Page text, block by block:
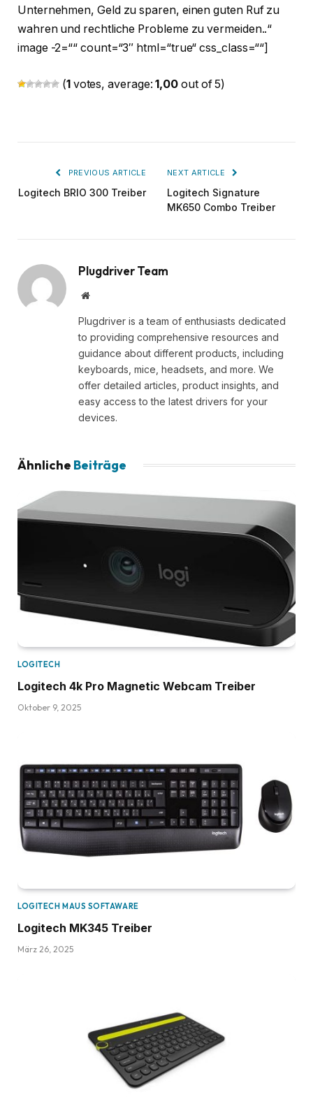
Unternehmen, Geld zu sparen, einen guten Ruf zu
wahren und rechtliche Probleme zu vermeiden..“
image -2=““ count=“3″ html=“true“ css_class=““]
(1votes, average:1,00 out of 5)
PREVIOUS ARTICLE
Logitech BRIO 300 Treiber
NEXT ARTICLE
Logitech Signature
MK650 Combo Treiber
Plugdriver Team
Website
Plugdriver is a team of enthusiasts dedicated
to providing comprehensive resources and
guidance about different products, including
keyboards, mice, headsets, and more. We
offer detailed articles, product insights, and
easy access to the latest drivers for your
devices.
Ähnliche Beiträge
LOGITECH
Logitech 4k Pro Magnetic Webcam Treiber
Oktober 9, 2025
LOGITECH MAUS SOFTAWARE
Logitech MK345 Treiber
März 26, 2025